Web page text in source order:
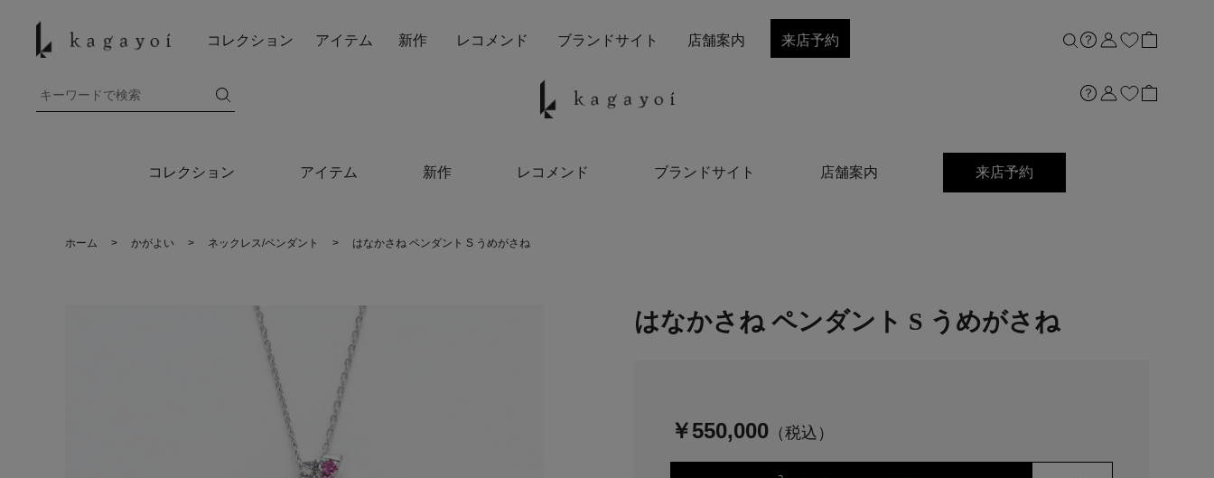
コレクション アイテム 新作 レコメンド ブランドサイト 店舗案内 来店予約
コレクション アイテム 新作 レコメンド ブランドサイト 店舗案内 来店予約
ホーム > かがよい > ネックレス/ペンダント > はなかさね ペンダント S うめがさね
はなかさね ペンダント S うめがさね
￥550,000